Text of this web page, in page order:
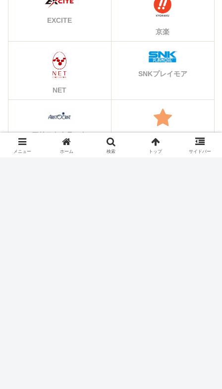
EXCITE
京楽
NET
SNKプレイモア
アリストクラート その他のメーカー
メニュー ホーム 検索 トップ サイドバー